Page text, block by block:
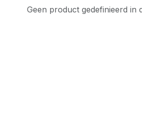
Geen product gedefinieerd in